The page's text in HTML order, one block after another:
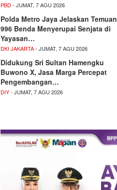
PBD- JUMAT, 7 AGU 2026
Polda Metro Jaya Jelaskan Temuan
996 Benda Menyerupai Senjata di
Yayasan…
DKI JAKARTA- JUMAT, 7 AGU 2026
Didukung Sri Sultan Hamengku
Buwono X, Jasa Marga Percepat
Pengembangan…
DIY- JUMAT, 7 AGU 2026